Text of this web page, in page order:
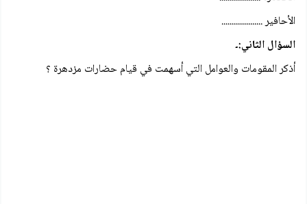
الأحافير ....................
السؤال الثاني:۔
أذكر المقومات والعوامل التي أسهمت في قيام حضارات مزدهرة ؟